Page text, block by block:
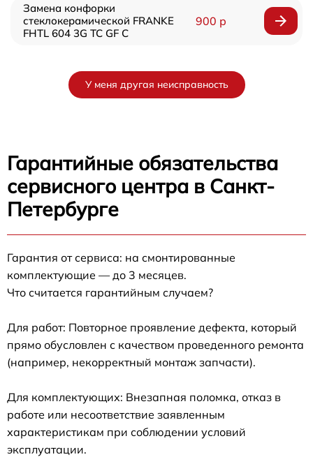
Замена конфорки
стеклокерамической FRANKE
FHTL 604 3G TC GF C
900 р
У меня другая неисправность
Гарантийные обязательства
сервисного центра в Санкт-
Петербурге
Гарантия от сервиса: на смонтированные
комплектующие — до 3 месяцев.
Что считается гарантийным случаем?
Для работ: Повторное проявление дефекта, который
прямо обусловлен с качеством проведенного ремонта
(например, некорректный монтаж запчасти).
Для комплектующих: Внезапная поломка, отказ в
работе или несоответствие заявленным
характеристикам при соблюдении условий
эксплуатации.